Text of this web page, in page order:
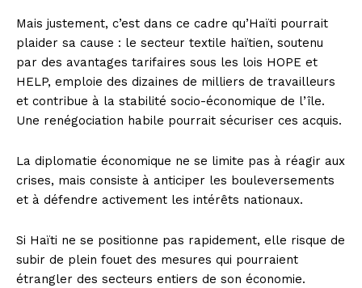
Mais justement, c’est dans ce cadre qu’Haïti pourrait
plaider sa cause : le secteur textile haïtien, soutenu
par des avantages tarifaires sous les lois HOPE et
HELP, emploie des dizaines de milliers de travailleurs
et contribue à la stabilité socio-économique de l’île.
Une renégociation habile pourrait sécuriser ces acquis.
La diplomatie économique ne se limite pas à réagir aux
crises, mais consiste à anticiper les bouleversements
et à défendre activement les intérêts nationaux.
Si Haïti ne se positionne pas rapidement, elle risque de
subir de plein fouet des mesures qui pourraient
étrangler des secteurs entiers de son économie.